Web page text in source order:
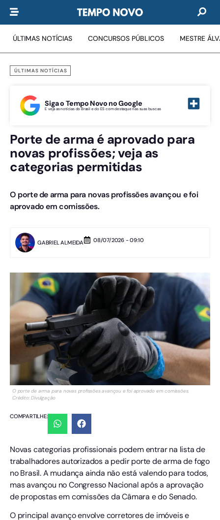
ÚLTIMAS NOTÍCIAS CONCURSOS PÚBLICOS MESTRE
ÚLTIMAS NOTÍCIAS
Siga o Tempo Novo no Google
E veja as notícias do Brasil e do ES com destaque nas suas buscas
Porte de arma é aprovado para
novas profissões; veja as
categorias permitidas
O porte de arma para novas profissões avançou e foi
aprovado em comissões.
GABRIEL ALMEIDA 08/07/2026 - 09:10
O porte de arma para novas profissões avançou e foi aprovado em comissões.
Crédito: Divulgação
COMPARTILHE:
Novas categorias profissionais podem entrar na lista de
trabalhadores autorizados a pedir porte de arma de fogo
no Brasil. A mudança ainda não está valendo para todos,
mas avançou no Congresso Nacional após a aprovação
de propostas em comissões da Câmara e do Senado.
O principal avanço envolve corretores de imóveis e